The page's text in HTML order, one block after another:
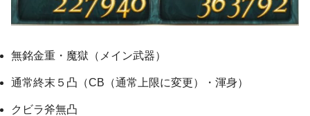
無銘金重・魔獄（メイン武器）
通常終末５凸（CB（通常上限に変更）・渾身）
クビラ斧無凸